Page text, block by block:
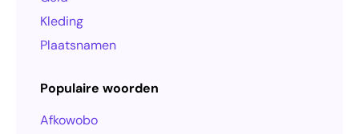
Kleding
Plaatsnamen
Populaire woorden
Afkowobo